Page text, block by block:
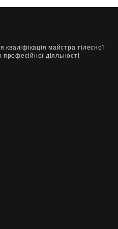
майстра тілесної
діяльності